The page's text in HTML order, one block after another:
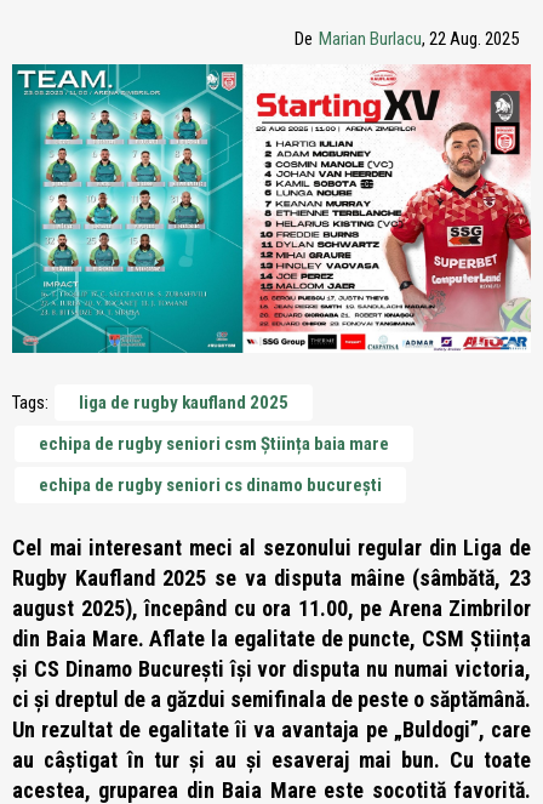
De Marian Burlacu, 22 Aug. 2025
Tags:
liga de rugby kaufland 2025
echipa de rugby seniori csm Știința baia mare
echipa de rugby seniori cs dinamo bucurești
Cel mai interesant meci al sezonului regular din Liga de
Rugby Kaufland 2025 se va disputa mâine (sâmbătă, 23
august 2025), începând cu ora 11.00, pe Arena Zimbrilor
din Baia Mare. Aflate la egalitate de puncte, CSM Știința
și CS Dinamo București își vor disputa nu numai victoria,
ci și dreptul de a găzdui semifinala de peste o săptămână.
Un rezultat de egalitate îi va avantaja pe „Buldogi”, care
au câștigat în tur și au și esaveraj mai bun. Cu toate
acestea, gruparea din Baia Mare este socotită favorită.